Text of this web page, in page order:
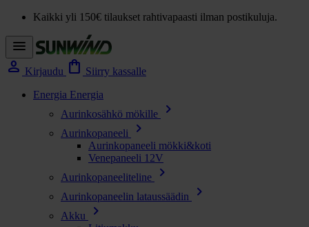
Kaikki yli 150€ tilaukset rahtivapaasti ilman postikuluja.
menu
person Kirjaudu shopping_bag Siirry kassalle
Energia Energia
Aurinkosähkö mökille
chevron_right
Aurinkopaneeli chevron_right
Aurinkopaneeli mökki&koti
Venepaneeli 12V
Aurinkopaneeliteline
chevron_right
Aurinkopaneelin lataussäädin chevron_right
Akku chevron_right